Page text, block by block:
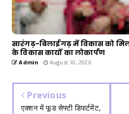
सारंगढ़-बिलाईगढ़ में विकास को
के विकास कार्यों का लोकार्पण
Admin August 10, 2026
Previous
एक्शन में फूड सेफ्टी डिपार्टमेंट,